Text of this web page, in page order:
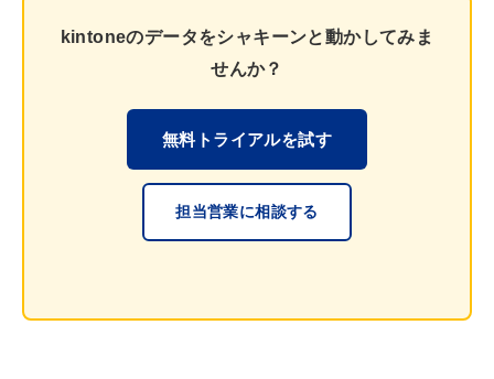
kintoneのデータをシャキーンと動かしてみま
せんか？
無料トライアルを試す
担当営業に相談する